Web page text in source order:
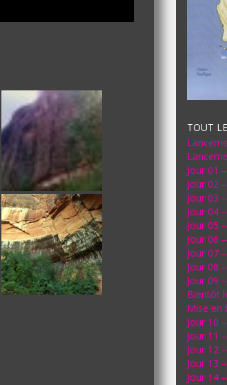
TOUT
Jour 01
Jour 02
Jour 03
Jour 04
Jour 05
Jour 06
Jour 07
Jour 08
Jour 09
Bientôt
Mise en
Jour 10
Jour 11
Jour 12
Jour 13
Jour 14